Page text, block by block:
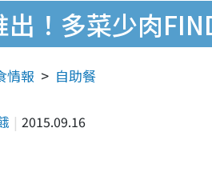
出！多菜少肉
情報 自助餐
2015.09.16